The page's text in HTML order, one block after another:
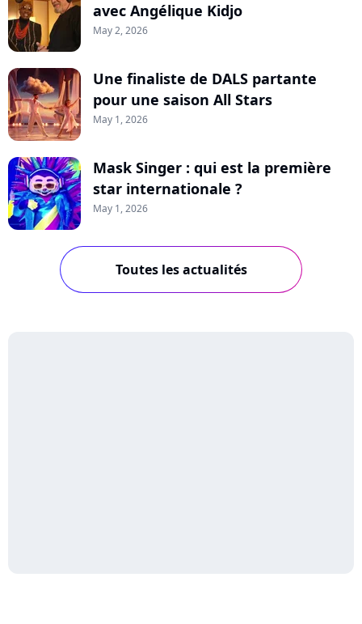
avec Angélique Kidjo
May 2, 2026
Une finaliste de DALS partante
pour une saison All Stars
May 1, 2026
Mask Singer : qui est la première
star internationale ?
May 1, 2026
Toutes les actualités